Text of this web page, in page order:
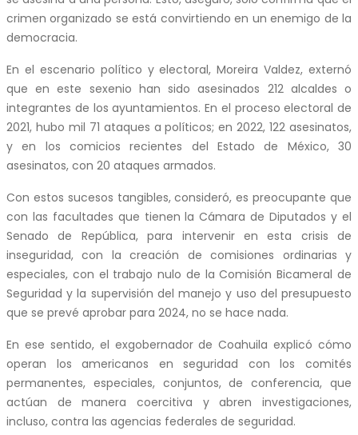
crimen organizado se está convirtiendo en un enemigo de la
democracia.
En el escenario político y electoral, Moreira Valdez, externó
que en este sexenio han sido asesinados 212 alcaldes o
integrantes de los ayuntamientos. En el proceso electoral de
2021, hubo mil 71 ataques a políticos; en 2022, 122 asesinatos,
y en los comicios recientes del Estado de México, 30
asesinatos, con 20 ataques armados.
Con estos sucesos tangibles, consideró, es preocupante que
con las facultades que tienen la Cámara de Diputados y el
Senado de República, para intervenir en esta crisis de
inseguridad, con la creación de comisiones ordinarias y
especiales, con el trabajo nulo de la Comisión Bicameral de
Seguridad y la supervisión del manejo y uso del presupuesto
que se prevé aprobar para 2024, no se hace nada.
En ese sentido, el exgobernador de Coahuila explicó cómo
operan los americanos en seguridad con los comités
permanentes, especiales, conjuntos, de conferencia, que
actúan de manera coercitiva y abren investigaciones,
incluso, contra las agencias federales de seguridad.